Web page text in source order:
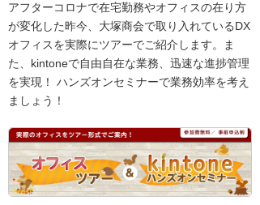
アフターコロナで在宅勤務やオフィスの在り方
が変化した昨今、大塚商会で取り入れているDX
オフィスを実際にツアーでご紹介します。ま
た、kintoneで自由自在な業務、迅速な進捗管理
を実現！ ハンズオンセミナーで業務効率を考え
ましょう！